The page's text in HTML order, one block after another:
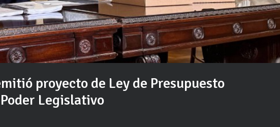
proyecto de Ley de Presupuesto
Legislativo